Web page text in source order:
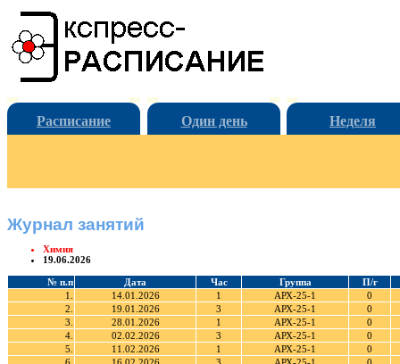
Расписание Один день Неделя
Журнал занятий
Химия
19.06.2026
№ п.п Дата Час Группа
П/г
1.
14.01.2026 1 АРХ-25-1
0
2.
19.01.2026 3 АРХ-25-1
0
3.
28.01.2026 1 АРХ-25-1
0
4.
02.02.2026 3 АРХ-25-1
0
5.
11.02.2026 1 АРХ-25-1
0